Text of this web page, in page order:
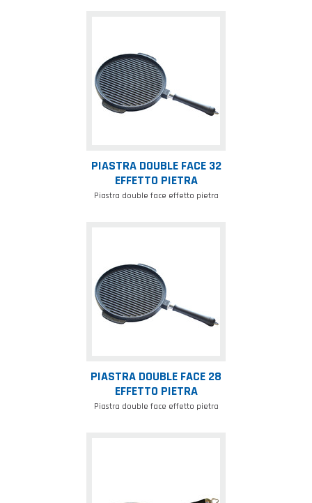
32
effetto
pietra
PIASTRA DOUBLE FACE 32
EFFETTO PIETRA
Piastra double face effetto pietra
28
effetto
pietra
PIASTRA DOUBLE FACE 28
EFFETTO PIETRA
Piastra double face effetto pietra